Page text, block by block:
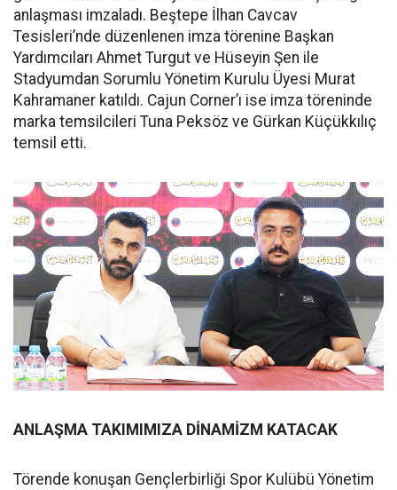
anlaşması imzaladı. Beştepe İlhan Cavcav
Tesisleri’nde düzenlenen imza törenine Başkan
Yardımcıları Ahmet Turgut ve Hüseyin Şen ile
Stadyumdan Sorumlu Yönetim Kurulu Üyesi Murat
Kahramaner katıldı. Cajun Corner’ı ise imza töreninde
marka temsilcileri Tuna Peksöz ve Gürkan Küçükkılıç
temsil etti.
ANLAŞMA TAKIMIMIZA DİNAMİZM KATACAK
Törende konuşan Gençlerbirliği Spor Kulübü Yönetim